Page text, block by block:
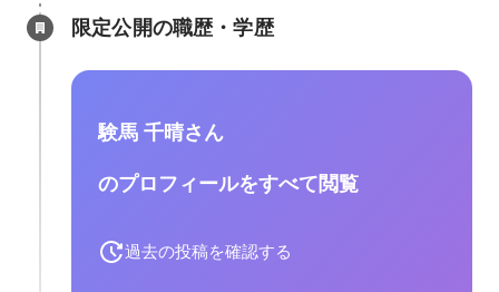
限定公開の職歴・学歴
験馬 千晴さん
のプロフィールをすべて閲覧
過去の投稿を確認する